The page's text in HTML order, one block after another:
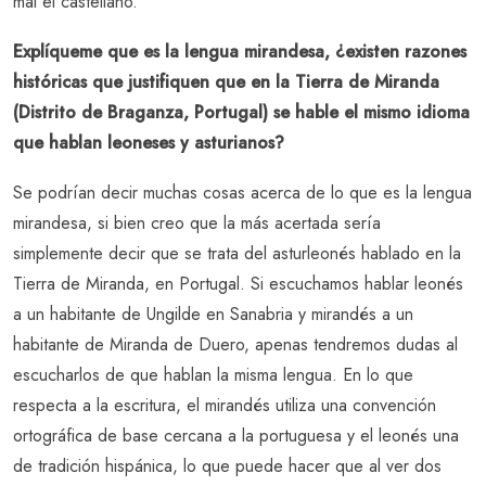
Explíqueme que es la lengua mirandesa, ¿existen razones
históricas que justifiquen que en la Tierra de Miranda
(Distrito de Braganza, Portugal) se hable el mismo idioma
que hablan leoneses y asturianos?
Se podrían decir muchas cosas acerca de lo que es la lengua
mirandesa, si bien creo que la más acertada sería
simplemente decir que se trata del asturleonés hablado en la
Tierra de Miranda, en Portugal. Si escuchamos hablar leonés
a un habitante de Ungilde en Sanabria y mirandés a un
habitante de Miranda de Duero, apenas tendremos dudas al
escucharlos de que hablan la misma lengua. En lo que
respecta a la escritura, el mirandés utiliza una convención
ortográfica de base cercana a la portuguesa y el leonés una
de tradición hispánica, lo que puede hacer que al ver dos